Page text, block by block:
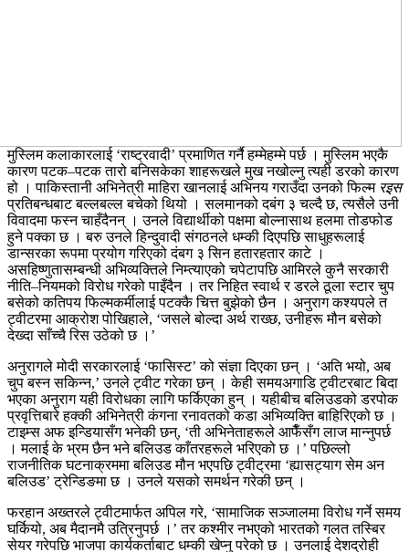
मुस्लिम कलाकारलाई ‘राष्ट्रवादी’ प्रमाणित गर्नै हम्मेहम्मे पर्छ । मुस्लिम भएकै
कारण पटक–पटक तारो बनिसकेका शाहरूखले मुख नखोल्नु त्यही डरको कारण
हो । पाकिस्तानी अभिनेत्री माहिरा खानलाई अभिनय गराउँदा उनको फिल्म रइस
प्रतिबन्धबाट बल्लबल्ल बचेको थियो । सलमानको दबंग ३ चल्दै छ, त्यसैले उनी
विवादमा फस्न चाहँदैनन् । उनले विद्यार्थीको पक्षमा बोल्नासाथ हलमा तोडफोड
हुने पक्का छ । बरु उनले हिन्दुवादी संगठनले धम्की दिएपछि साधुहरूलाई
डान्सरका रूपमा प्रयोग गरिएको दंबग ३ सिन हतारहतार काटे ।
असहिष्णुतासम्बन्धी अभिव्यक्तिले निम्त्याएको चपेटापछि आमिरले कुनै सरकारी
नीति–नियमको विरोध गरेको पाइँदैन । तर निहित स्वार्थ र डरले ठूला स्टार चुप
बसेको कतिपय फिल्मकर्मीलाई पटक्कै चित्त बुझेको छैन । अनुराग कश्यपले त
ट्वीटरमा आक्रोश पोखिहाले, ‘जसले बोल्दा अर्थ राख्छ, उनीहरू मौन बसेको
देख्दा साँच्चै रिस उठेको छ ।’
अनुरागले मोदी सरकारलाई ‘फासिस्ट’ को संज्ञा दिएका छन् । ‘अति भयो, अब
चुप बस्न सकिन्न,’ उनले ट्वीट गरेका छन् । केही समयअगाडि ट्वीटरबाट बिदा
भएका अनुराग यही विरोधका लागि फर्किएका हुन् । यहीबीच बलिउडको डरपोक
प्रवृत्तिबारे हक्की अभिनेत्री कंगना रनावतको कडा अभिव्यक्ति बाहिरिएको छ ।
टाइम्स अफ इन्डियासँग भनेकी छन्, ‘ती अभिनेताहरूले आफैँसँग लाज मान्नुपर्छ
। मलाई के भ्रम छैन भने बलिउड काँतरहरूले भरिएको छ ।’ पछिल्लो
राजनीतिक घटनाक्रममा बलिउड मौन भएपछि ट्वीट्रमा ‘ह्यासट्याग सेम अन
बलिउड’ ट्रेन्डिङमा छ । उनले यसको समर्थन गरेकी छन् ।
फरहान अख्तरले ट्वीटमार्फत अपिल गरे, ‘सामाजिक सञ्जालमा विरोध गर्ने समय
घर्कियो, अब मैदानमै उत्रिनुपर्छ ।’ तर कश्मीर नभएको भारतको गलत तस्बिर
सेयर गरेपछि भाजपा कार्यकर्ताबाट धम्की खेप्नु परेको छ । उनलाई देशद्रोही